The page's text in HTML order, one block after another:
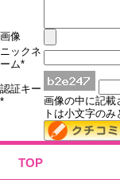
画像
ニックネ
ーム*
認証キー
*
画像の中に記載
トは小文字のみ
TOP